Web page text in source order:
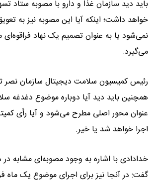
باید دید سازمان غذا و دارو با مصوبه ستاد
خواهد داشت؛ اینکه آیا این مصوبه نیز به
نمی‌شود یا به عنوان تصمیم یک نهاد فراقوه‌ای
می‌گیرد.
رئیس کمیسیون سلامت دیجیتال سازمان نصر
همچنین باید دید آیا دوباره موضوع دغدغه
عنوان محور اصلی مطرح می‌شود و آیا رأی
اجرا خواهد شد یا خیر.
خدادادی با اشاره به وجود مصوبه‌ای مشابه
گفت: در آنجا نیز برای اجرای موضوع یک